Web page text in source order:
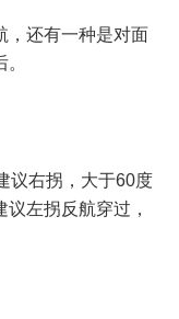
，还有一种是对面
议右拐，大于60度
左拐反航穿过，